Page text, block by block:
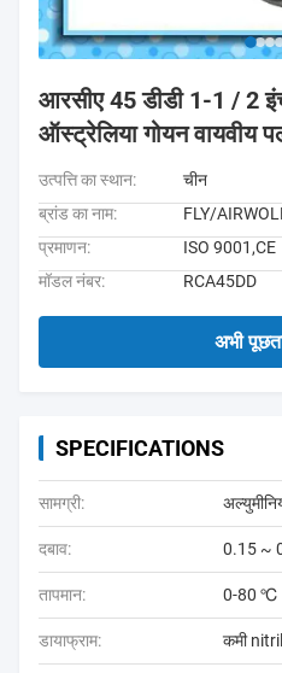
आरसीए 45 डीडी 1-1 / 2
ऑस्ट्रेलिया गोयन वायवीय
उत्पत्ति का स्थान:
चीन
ब्रांड का नाम:
FLY/
प्रमाणन:
ISO 9001,CE
मॉडल नंबर:
RCA45DD
अभी
SPECIFICATIONS
सामग्री:
दबाव: 0.15 ~
तापमान: 0-80 ℃
डायाफ्राम: कमी